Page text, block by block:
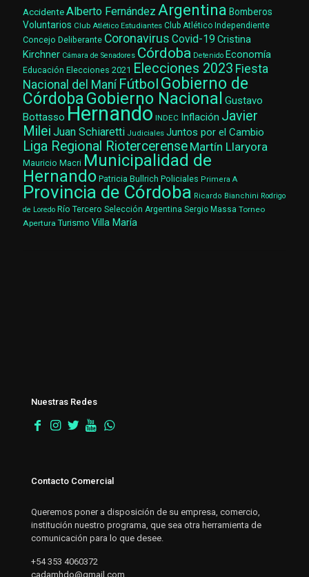
AccidenteAlberto Fernández Argentina Bomberos
Voluntarios Club Atlético Estudiantes Club Atlético Independiente
Concejo Deliberante Coronavirus Covid-19 Cristina
Kirchner Cámara de Senadores Córdoba Detenido Economía
Educación Elecciones 2021 Elecciones 2023 Fiesta
Nacional del Maní Fútbol Gobierno de
CórdobaGobierno Nacional Gustavo
Bottasso Hernando INDEC Inflación Javier
Milei Juan Schiaretti Judiciales Juntos por el Cambio
Liga Regional Riotercerense Martín Llaryora
Mauricio Macri Municipalidad de
Hernando Patricia Bullrich Policiales Primera A
Provincia de Córdoba Ricardo Bianchini Rodrigo
de Loredo Río Tercero Selección Argentina Sergio Massa Torneo
Apertura Turismo Villa María
Nuestras Redes
Contacto Comercial
Queremos poner a disposición de su empresa, comercio,
institución nuestro programa, que sea otra herramienta de
comunicación para lo que desee.
+54 353 4060372
cadamhdo@gmail.com